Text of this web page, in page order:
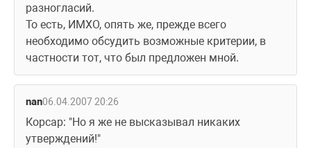
разногласий.
То есть, ИМХО, опять же, прежде всего
необходимо обсудить возможные критерии, в
частности тот, что был предложен мной.
nan06.04.2007 20:26
Корсар: "Но я же не высказывал никаких
утверждений!"